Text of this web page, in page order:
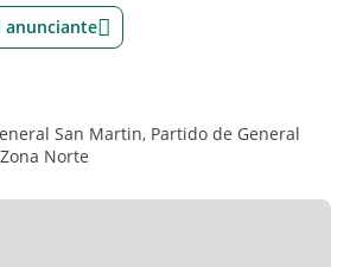
en subsuelo y el edificio ofrece un
comodidad y potencial de alquiler
anunciante
San Martin, Partido de General
Norte